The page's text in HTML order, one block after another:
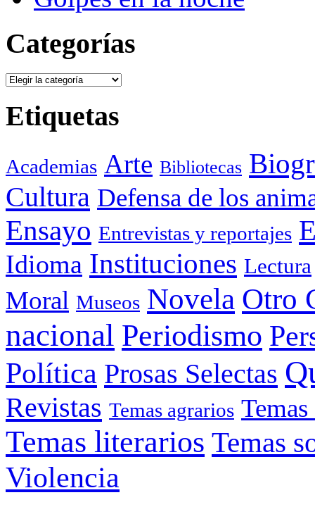
Categorías
Categorías
Etiquetas
Academias Arte Bibliotecas
Cultura Defensa de los
Ensayo Entrevistas y reportajes
Idioma Instituciones Lectura
Moral Museos Novela Otro
nacional Periodismo
Política Prosas Selectas
Revistas Temas agrarios
Temas literarios Temas
Violencia